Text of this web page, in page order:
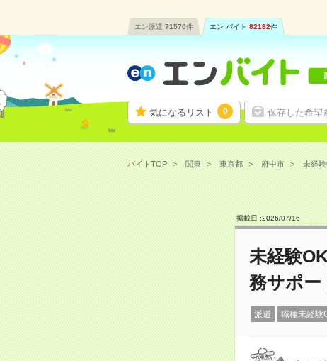
エン派遣 71570件 エン バイト 82182件
気になるリスト 0 保存した希望
バイトTOP 関東 東京都 府中市 未経
掲載日 :2026/07/16
未経験
務サポー
派遣 職種未経験